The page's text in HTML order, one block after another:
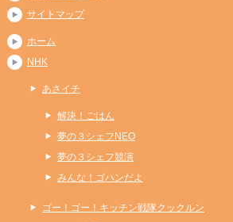
サイトマップ
ホーム
NHK
あさイチ
解決！ごはん
夢の３シェフNEO
夢の３シェフ競演
みんな！ゴハンだよ
ゴー！ゴー！キッチン戦隊クックルン